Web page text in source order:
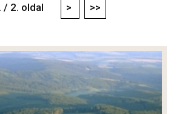
/ 2. oldal > >>